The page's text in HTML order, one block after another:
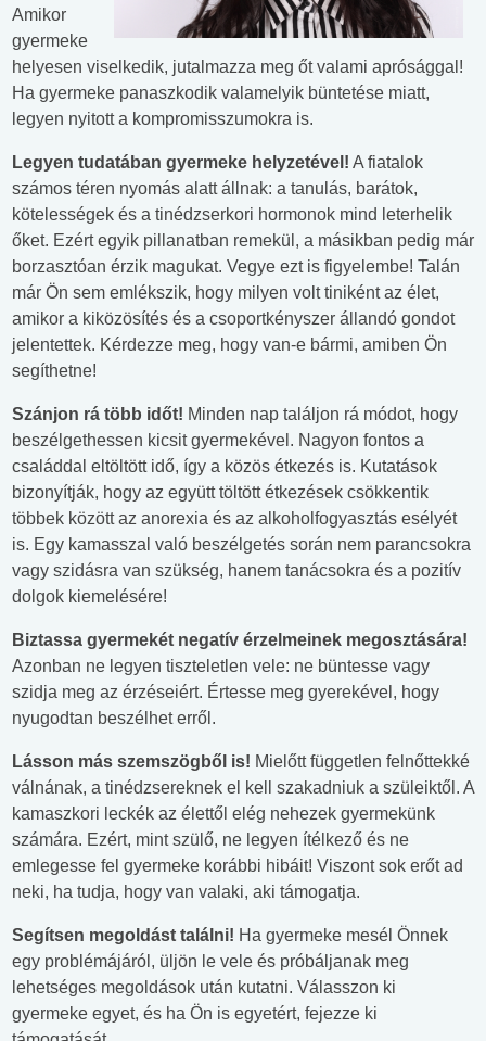
Amikor
gyermeke
helyesen viselkedik, jutalmazza meg őt valami aprósággal!
Ha gyermeke panaszkodik valamelyik büntetése miatt,
legyen nyitott a kompromisszumokra is.
Legyen tudatában gyermeke helyzetével! A fiatalok
számos téren nyomás alatt állnak: a tanulás, barátok,
kötelességek és a tinédzserkori hormonok mind leterhelik
őket. Ezért egyik pillanatban remekül, a másikban pedig már
borzasztóan érzik magukat. Vegye ezt is figyelembe! Talán
már Ön sem emlékszik, hogy milyen volt tiniként az élet,
amikor a kiközösítés és a csoportkényszer állandó gondot
jelentettek. Kérdezze meg, hogy van-e bármi, amiben Ön
segíthetne!
Szánjon rá több időt! Minden nap találjon rá módot, hogy
beszélgethessen kicsit gyermekével. Nagyon fontos a
családdal eltöltött idő, így a közös étkezés is. Kutatások
bizonyítják, hogy az együtt töltött étkezések csökkentik
többek között az anorexia és az alkoholfogyasztás esélyét
is. Egy kamasszal való beszélgetés során nem parancsokra
vagy szidásra van szükség, hanem tanácsokra és a pozitív
dolgok kiemelésére!
Biztassa gyermekét negatív érzelmeinek megosztására!
Azonban ne legyen tiszteletlen vele: ne büntesse vagy
szidja meg az érzéseiért. Értesse meg gyerekével, hogy
nyugodtan beszélhet erről.
Lásson más szemszögből is! Mielőtt független felnőttekké
válnának, a tinédzsereknek el kell szakadniuk a szüleiktől. A
kamaszkori leckék az élettől elég nehezek gyermekünk
számára. Ezért, mint szülő, ne legyen ítélkező és ne
emlegesse fel gyermeke korábbi hibáit! Viszont sok erőt ad
neki, ha tudja, hogy van valaki, aki támogatja.
Segítsen megoldást találni! Ha gyermeke mesél Önnek
egy problémájáról, üljön le vele és próbáljanak meg
lehetséges megoldások után kutatni. Válasszon ki
gyermeke egyet, és ha Ön is egyetért, fejezze ki